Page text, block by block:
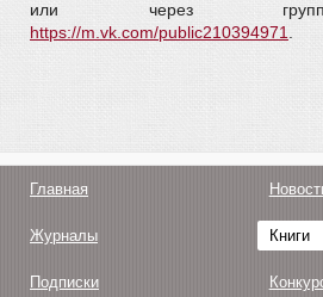
или через
https://m.vk.com/public210394971
Главная
Журналы Книги
Подписки